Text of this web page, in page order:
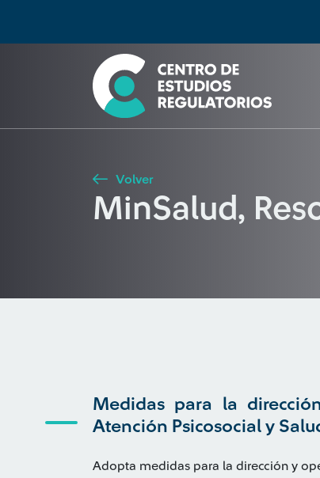
Seleccione país
Buscar
Volver
MinSalud,
Medidas para la
Atención Psicosocial y
Adopta medidas para la dirección y